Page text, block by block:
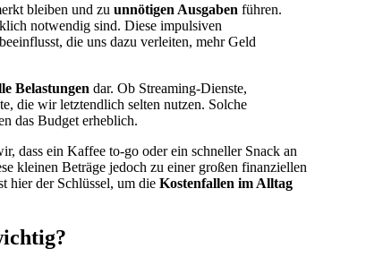
bleiben und zu unnötigen Ausgaben führen.
notwendig sind. Diese impulsiven
die uns dazu verleiten, mehr Geld
Belastungen dar. Ob Streaming-Dienste,
die wir letztendlich selten nutzen. Solche
das Budget erheblich.
dass ein Kaffee to-go oder ein schneller Snack an
kleinen Beträge jedoch zu einer großen finanziellen
hier der Schlüssel, um die Kostenfallen im Alltag